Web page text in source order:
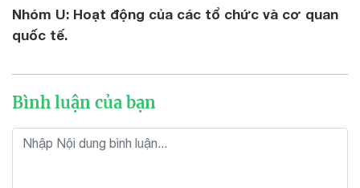
Nhóm U: Hoạt động của các tổ chức và cơ quan
quốc tế.
Bình luận của bạn